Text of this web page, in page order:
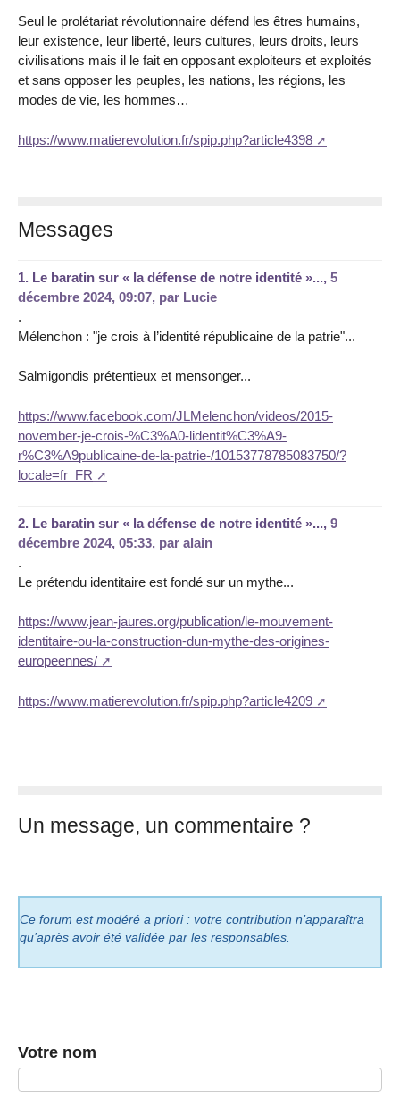
Seul le prolétariat révolutionnaire défend les êtres humains,
leur existence, leur liberté, leurs cultures, leurs droits, leurs
civilisations mais il le fait en opposant exploiteurs et exploités
et sans opposer les peuples, les nations, les régions, les
modes de vie, les hommes…
https://www.matierevolution.fr/spip.php?article4398
Messages
1. Le baratin sur « la défense de notre identité »..., 5
décembre 2024, 09:07, par Lucie
.
Mélenchon : "je crois à l’identité républicaine de la patrie"...
Salmigondis prétentieux et mensonger...
https://www.facebook.com/JLMelenchon/videos/2015-
november-je-crois-%C3%A0-lidentit%C3%A9-
r%C3%A9publicaine-de-la-patrie-/10153778785083750/?
locale=fr_FR
2. Le baratin sur « la défense de notre identité »..., 9
décembre 2024, 05:33, par alain
.
Le prétendu identitaire est fondé sur un mythe...
https://www.jean-jaures.org/publication/le-mouvement-
identitaire-ou-la-construction-dun-mythe-des-origines-
europeennes/
https://www.matierevolution.fr/spip.php?article4209
Un message, un commentaire ?
Ce forum est modéré a priori : votre contribution n’apparaîtra
qu’après avoir été validée par les responsables.
Votre nom